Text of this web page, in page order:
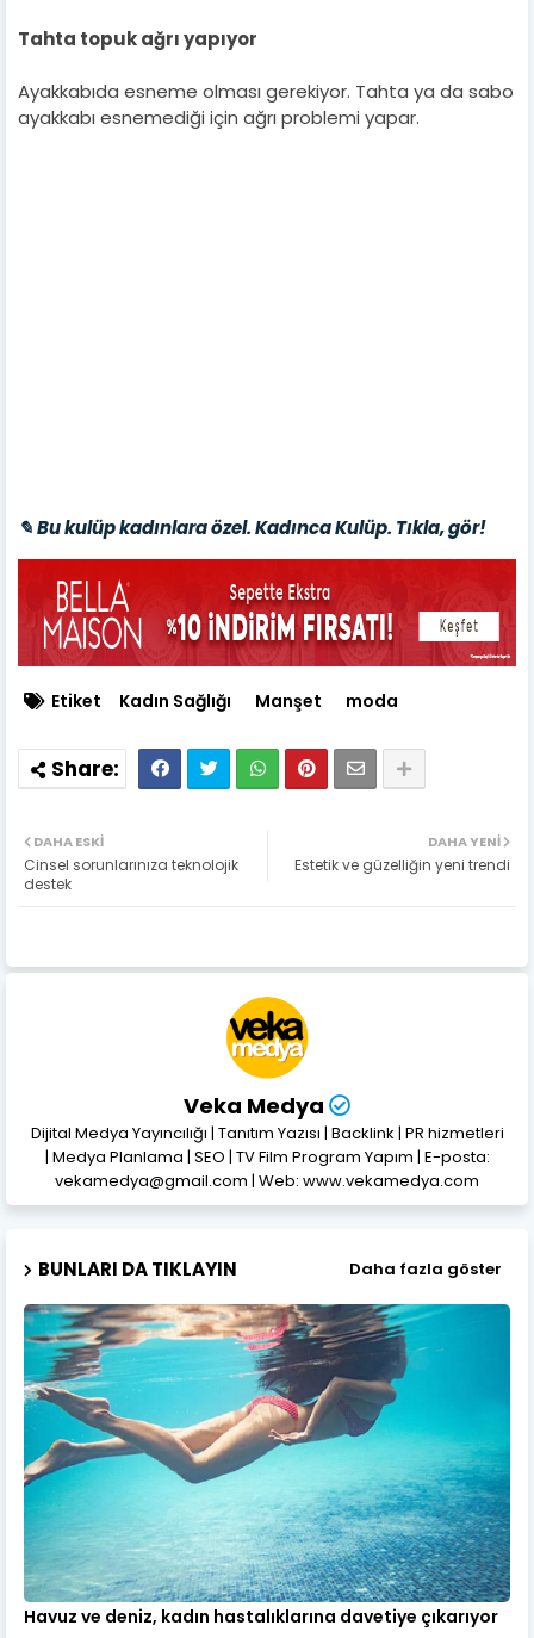
Tahta topuk ağrı yapıyor
Ayakkabıda esneme olması gerekiyor. Tahta ya da sabo
ayakkabı esnemediği için ağrı problemi yapar.
✎ Bu kulüp kadınlara özel. Kadınca Kulüp. Tıkla, gör!
Etiket Kadın Sağlığı Manşet moda
DAHA YENI
Estetik ve güzelliğin yeni trendi
DAHA ESKI
Cinsel sorunlarınıza teknolojik
destek
Veka Medya
Dijital Medya Yayıncılığı | Tanıtım Yazısı | Backlink | PR hizmetleri
| Medya Planlama | SEO | TV Film Program Yapım | E-posta:
vekamedya@gmail.com | Web: www.vekamedya.com
BUNLARI DA TIKLAYIN Daha fazla göster
Havuz ve deniz, kadın hastalıklarına davetiye çıkarıyor